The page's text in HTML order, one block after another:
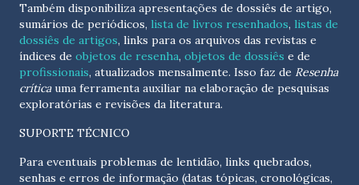
Também disponibiliza apresentações de dossiês de artigo,
sumários de periódicos, lista de livros resenhados, listas de
dossiês de artigos, links para os arquivos das revistas e
índices de objetos de resenha, objetos de dossiês e de
profissionais, atualizados mensalmente. Isso faz de Resenha
críticauma ferramenta auxiliar na elaboração de pesquisas
exploratórias e revisões da literatura.
SUPORTE TÉCNICO
Para eventuais problemas de lentidão, links quebrados,
senhas e erros de informação (datas tópicas, cronológicas,